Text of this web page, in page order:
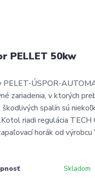
PELLET 50kw
PELET-ÚSPOR-
zariadenia, v ktorých
škodlivých spalín sú
riadi regulácia
horák od
Skladom